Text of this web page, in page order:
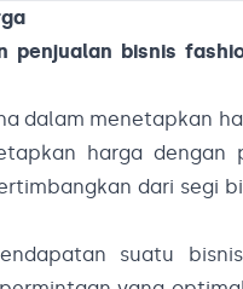
dalam menetapkan
harga dengan
dari segi
suatu